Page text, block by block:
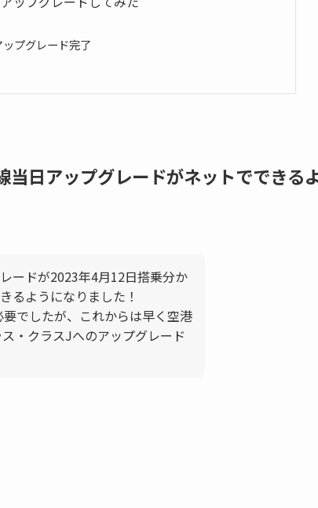
プグレード完了
当日アップグレードがネットでできる
ードが2023年4月12日搭乗分か
るようになりました！
でしたが、これからは早く空港
・クラスJへのアップグレード